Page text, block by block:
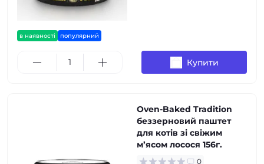
в наявності популярний
Купити
Oven-Baked Tradition
беззерновий паштет
для котів зі свіжим
м’ясом лосося 156г.
0